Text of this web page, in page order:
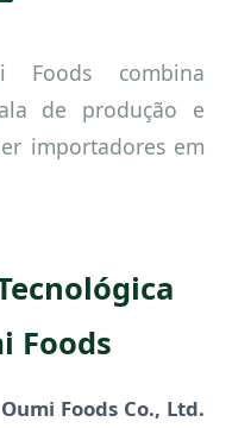
Foods combina
de produção e
importadores em
Foods
Foods Co., Ltd.